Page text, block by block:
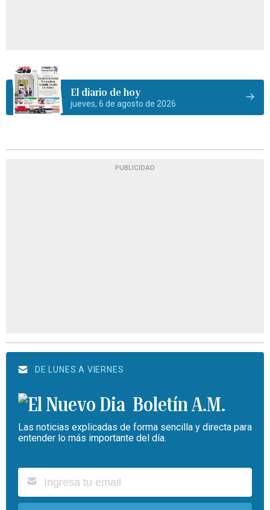
El diario de hoy
jueves, 6 de agosto de 2026
PUBLICIDAD
DE LUNES A VIERNES
Boletín A.M.
Las noticias explicadas de forma sencilla y directa para
entender lo más importante del día.